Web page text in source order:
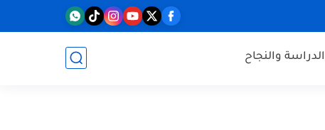
الدراسة والنجاح